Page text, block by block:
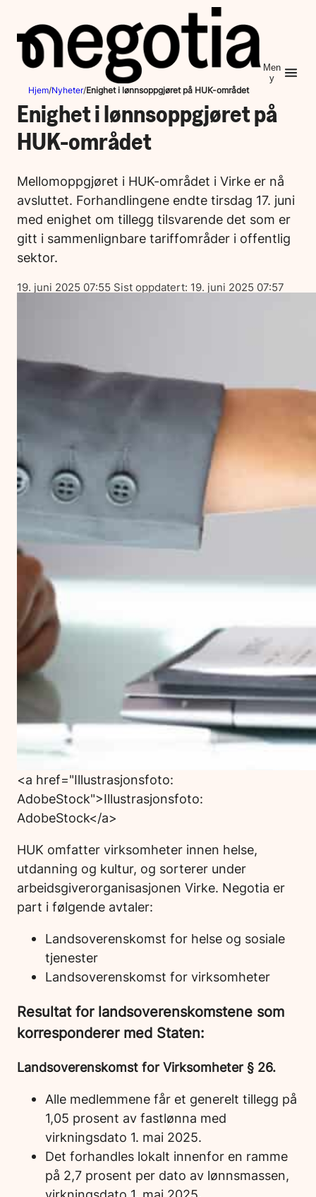
innhold
Men
y
Hjem/Nyheter/Enighet i lønnsoppgjøret på HUK-området
Enighet i lønnsoppgjøret på
HUK-området
Mellomoppgjøret i HUK-området i Virke er nå
avsluttet. Forhandlingene endte tirsdag 17. juni
med enighet om tillegg tilsvarende det som er
gitt i sammenlignbare tariffområder i offentlig
sektor.
Lagt
ut
19. juni 2025 07:55 Sist oppdatert: 19. juni 2025 07:57
<a href="Illustrasjonsfoto:
AdobeStock">Illustrasjonsfoto:
AdobeStock</a>
HUK omfatter virksomheter innen helse,
utdanning og kultur, og sorterer under
arbeidsgiverorganisasjonen Virke. Negotia er
part i følgende avtaler:
Landsoverenskomst for helse og sosiale
tjenester
Landsoverenskomst for virksomheter
Resultat for landsoverenskomstene som
korresponderer med Staten:
Landsoverenskomst for Virksomheter § 26.
Alle medlemmene får et generelt tillegg på
1,05 prosent av fastlønna med
virkningsdato 1. mai 2025.
Det forhandles lokalt innenfor en ramme
på 2,7 prosent per dato av lønnsmassen,